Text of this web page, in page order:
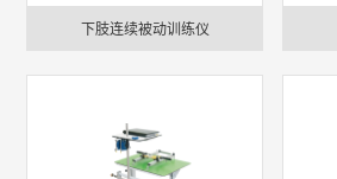
下肢连续被动训练仪